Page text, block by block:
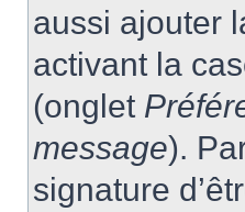
aussi ajouter
activant la
(onglet
message).
signature